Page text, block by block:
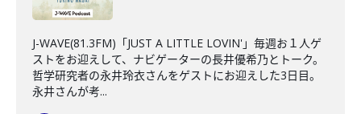
J-WAVE(81.3FM)「JUST A LITTLE LOVIN'」毎週お１人ゲ
ストをお迎えして、ナビゲーターの長井優希乃とトーク。
哲学研究者の永井玲衣さんをゲストにお迎えした3日目。
永井さんが考...